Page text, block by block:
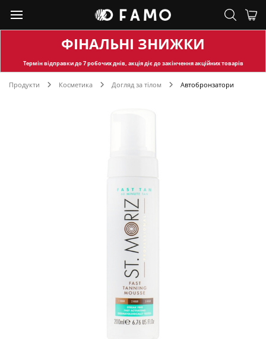
ФІНАЛЬНІ ЗНИЖКИ
Термін відправкидо 7 робочих днів, акція діє до закінчення акційних товарів
Продукти Косметика Догляд за тілом Автобронзатори